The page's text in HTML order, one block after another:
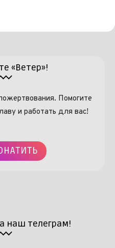
«Ветер»!
Помогите
и работать для вас!
наш телеграм!